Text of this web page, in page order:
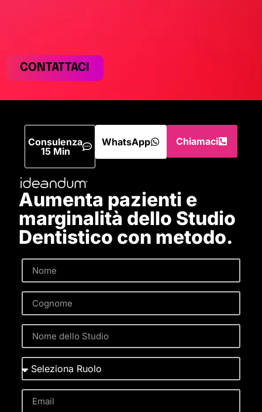
CONTATTACI
Consulenza
15 Min
WhatsApp Chiamaci
Aumenta pazienti e
marginalità dello Studio
Dentistico con metodo.